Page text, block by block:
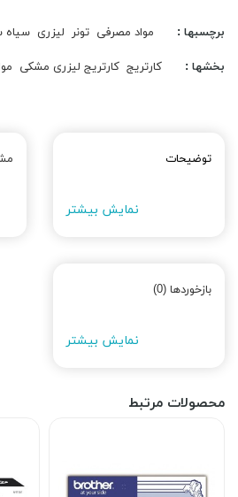
برچسبها : مواد مصرفی تونر لیزری سیاه
بخشها : کارتریج کارتریج لیزری مشکی
توضیحات
نمایش بیشتر
بازخوردها (0)
نمایش بیشتر
محصولات مرتبط